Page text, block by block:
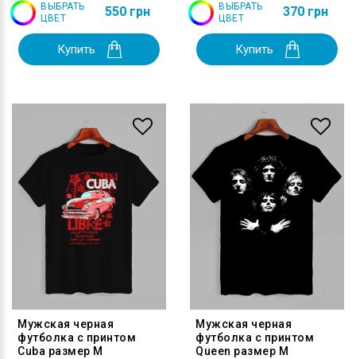
ВЫБРАТЬ
ЦВЕТ
550 грн
Купить
ВЫБРАТЬ
ЦВЕТ
370 грн
Купить
Мужская черная
футболка с принтом
Cuba размер M
Мужская черная
футболка с принтом
Queen размер M